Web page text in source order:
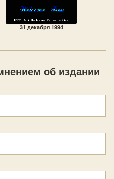
31 декабря 1994
об издании